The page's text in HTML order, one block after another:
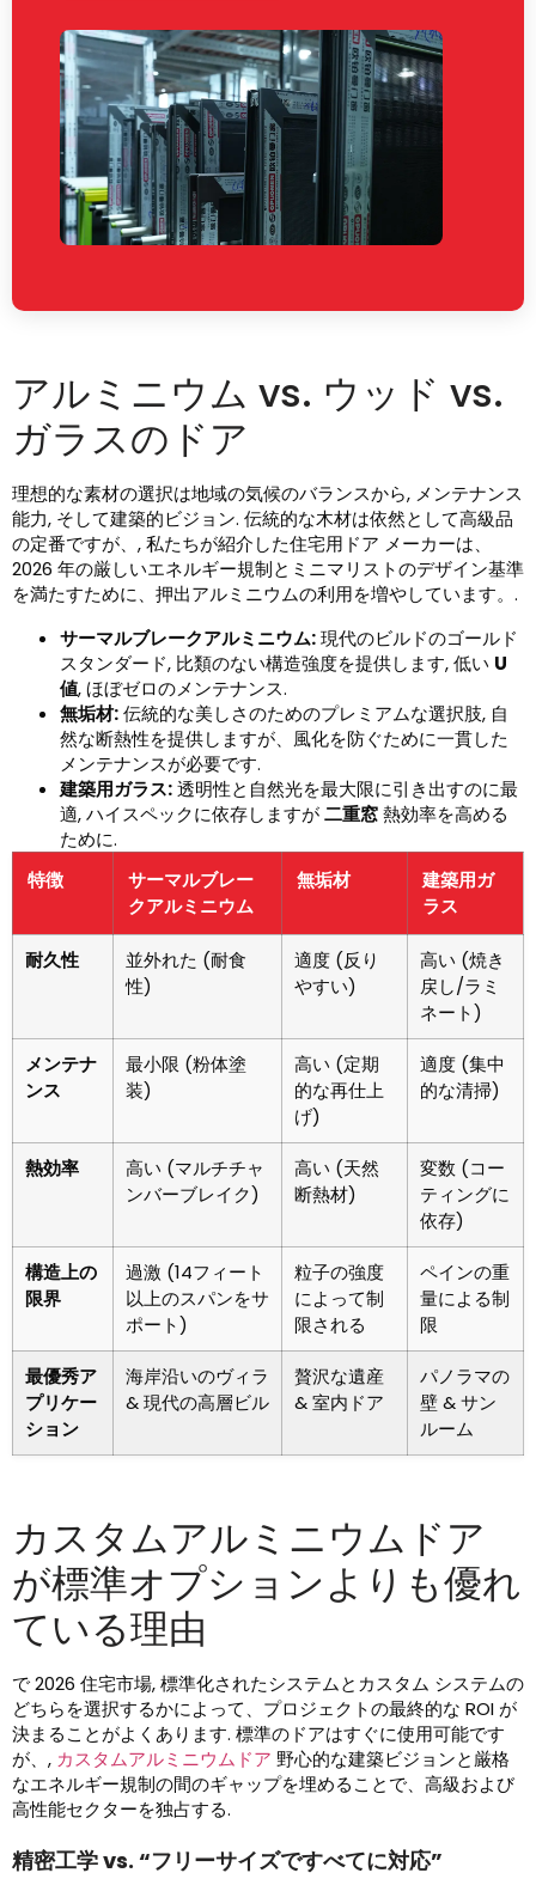
アルミニウム vs. ウッド vs.
ガラスのドア
理想的な素材の選択は地域の気候のバランスから, メンテナンス
能力, そして建築的ビジョン. 伝統的な木材は依然として高級品
の定番ですが、, 私たちが紹介した住宅用ドア メーカーは、
2026 年の厳しいエネルギー規制とミニマリストのデザイン基準
を満たすために、押出アルミニウムの利用を増やしています。.
サーマルブレークアルミニウム:現代のビルドのゴールド
スタンダード, 比類のない構造強度を提供します, 低い U
値, ほぼゼロのメンテナンス.
無垢材:伝統的な美しさのためのプレミアムな選択肢, 自
然な断熱性を提供しますが、風化を防ぐために一貫した
メンテナンスが必要です.
建築用ガラス:透明性と自然光を最大限に引き出すのに最
適, ハイスペックに依存しますが二重窓熱効率を高める
ために.
特徴
サーマルブレー
クアルミニウム
無垢材
建築用ガ
ラス
耐久性
並外れた (耐食
性)
適度 (反り
やすい)
高い (焼き
戻し/ラミ
ネート)
メンテナ
ンス
最小限 (粉体塗
装)
高い (定期
的な再仕上
げ)
適度 (集中
的な清掃)
熱効率
高い (マルチチャ
ンバーブレイク)
高い (天然
断熱材)
変数 (コー
ティングに
依存)
構造上の
限界
過激 (14フィート
以上のスパンをサ
ポート)
粒子の強度
によって制
限される
ペインの重
量による制
限
最優秀ア
プリケー
ション
海岸沿いのヴィラ
& 現代の高層ビル
贅沢な遺産
& 室内ドア
パノラマの
壁 & サン
ルーム
カスタムアルミニウムドア
が標準オプションよりも優れ
ている理由
で 2026 住宅市場, 標準化されたシステムとカスタム システムの
どちらを選択するかによって、プロジェクトの最終的な ROI が
決まることがよくあります. 標準のドアはすぐに使用可能です
が、, カスタムアルミニウムドア 野心的な建築ビジョンと厳格
なエネルギー規制の間のギャップを埋めることで、高級および
高性能セクターを独占する.
精密工学 vs. “フリーサイズですべてに対応”